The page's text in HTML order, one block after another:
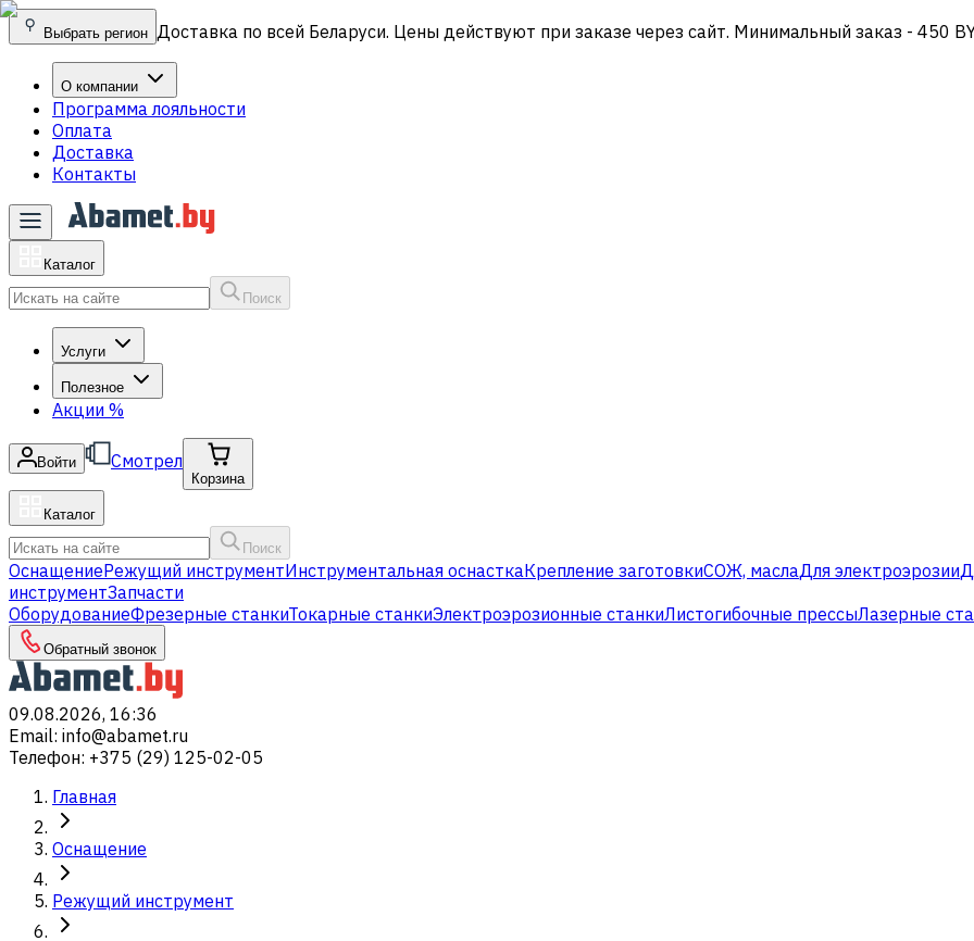
Выбрать регион Доставка по всей Беларуси. Цены действуют при заказе через сайт. Минимальный заказ - 450
О компании
Программа лояльности
Оплата
Доставка
Контакты
Каталог
Поиск
Услуги
Полезное
Акции %
Войти Смотрел
Корзина
Каталог
Поиск
ОснащениеРежущий инструментИнструментальная оснасткаКрепление заготовкиСОЖ, маслаДля электроэрозии
инструментЗапчасти
ОборудованиеФрезерные станкиТокарные станкиЭлектроэрозионные станкиЛистогибочные прессыЛазерные
Обратный звонок
09.08.2026, 16:36
Email: info@abamet.ru
Телефон: +375 (29) 125-02-05
Главная
Оснащение
Режущий инструмент